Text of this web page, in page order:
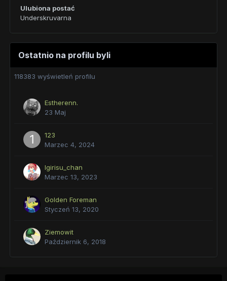
Ulubiona postać
Underskruvarna
Ostatnio na profilu byli
118383 wyświetleń profilu
Estherenn.
23 Maj
123
Marzec 4, 2024
Igirisu_chan
Marzec 13, 2023
Golden Foreman
Styczeń 13, 2020
Ziemowit
Październik 6, 2018